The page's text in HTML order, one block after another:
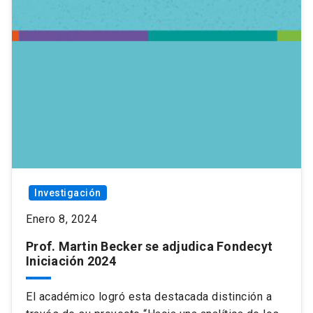
Investigación
Enero 8, 2024
Prof. Martin Becker se adjudica Fondecyt
Iniciación 2024
El académico logró esta destacada distinción a